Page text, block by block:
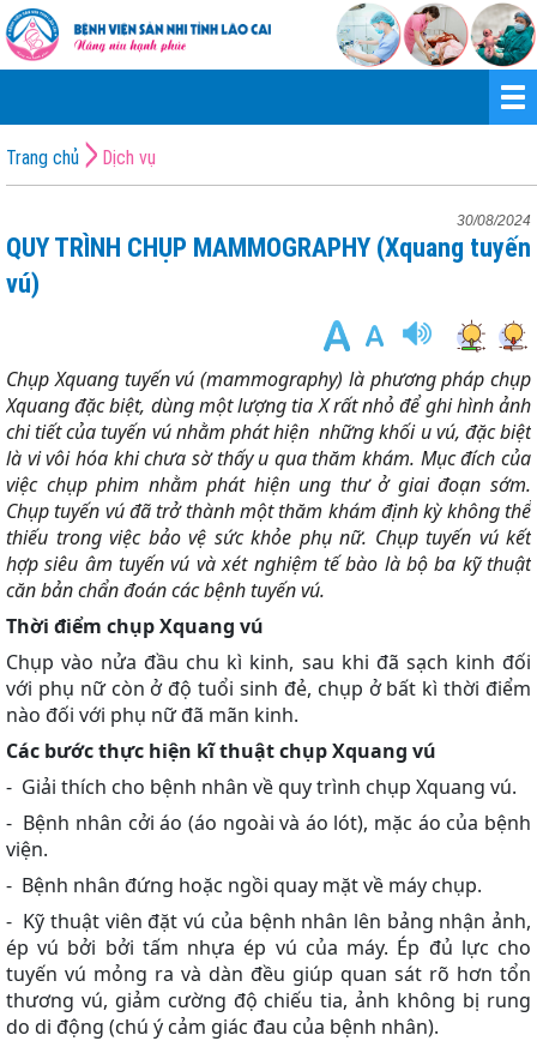
Trang chủ Dịch vụ
30/08/2024
QUY TRÌNH CHỤP MAMMOGRAPHY (Xquang tuyến
vú)
Chụp Xquang tuyến vú (mammography) là phương pháp chụp
Xquang đặc biệt, dùng một lượng tia X rất nhỏ để ghi hình ảnh
chi tiết của tuyến vú nhằm phát hiện những khối u vú, đặc biệt
là vi vôi hóa khi chưa sờ thấy u qua thăm khám. Mục đích của
việc chụp phim nhằm phát hiện ung thư ở giai đoạn sớm.
Chụp tuyến vú đã trở thành một thăm khám định kỳ không thể
thiếu trong việc bảo vệ sức khỏe phụ nữ. Chụp tuyến vú kết
hợp siêu âm tuyến vú và xét nghiệm tế bào là bộ ba kỹ thuật
căn bản chẩn đoán các bệnh tuyến vú.
Thời điểm chụp Xquang vú
Chụp vào nửa đầu chu kì kinh, sau khi đã sạch kinh đối
với phụ nữ còn ở độ tuổi sinh đẻ, chụp ở bất kì thời điểm
nào đối với phụ nữ đã mãn kinh.
Các bước thực hiện kĩ thuật chụp Xquang vú
- Giải thích cho bệnh nhân về quy trình chụp Xquang vú.
- Bệnh nhân cởi áo (áo ngoài và áo lót), mặc áo của bệnh
viện.
- Bệnh nhân đứng hoặc ngồi quay mặt về máy chụp.
- Kỹ thuật viên đặt vú của bệnh nhân lên bảng nhận ảnh,
ép vú bởi bởi tấm nhựa ép vú của máy. Ép đủ lực cho
tuyến vú mỏng ra và dàn đều giúp quan sát rõ hơn tổn
thương vú, giảm cường độ chiếu tia, ảnh không bị rung
do di động (chú ý cảm giác đau của bệnh nhân).